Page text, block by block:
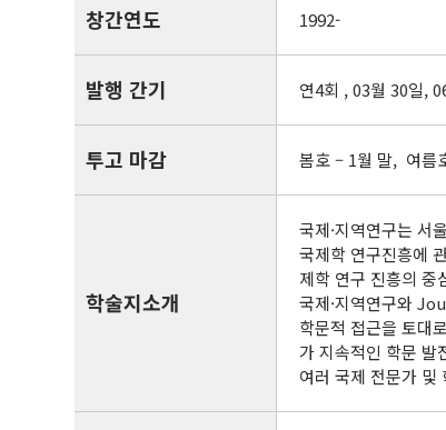
창간연도 1992-
발행 간기 연4회 , 03월 30일,
투고 마감 봄호 – 1월 말, 여름
학술지소개
국제·지역연구는 서
국제학 연구진흥에
제학 연구 진흥의 중
국제·지역연구와
학문적 접근을 토대
가 지속적인 학문 발
여러 국제 전문가 및